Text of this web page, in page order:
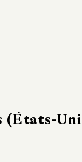
(États-